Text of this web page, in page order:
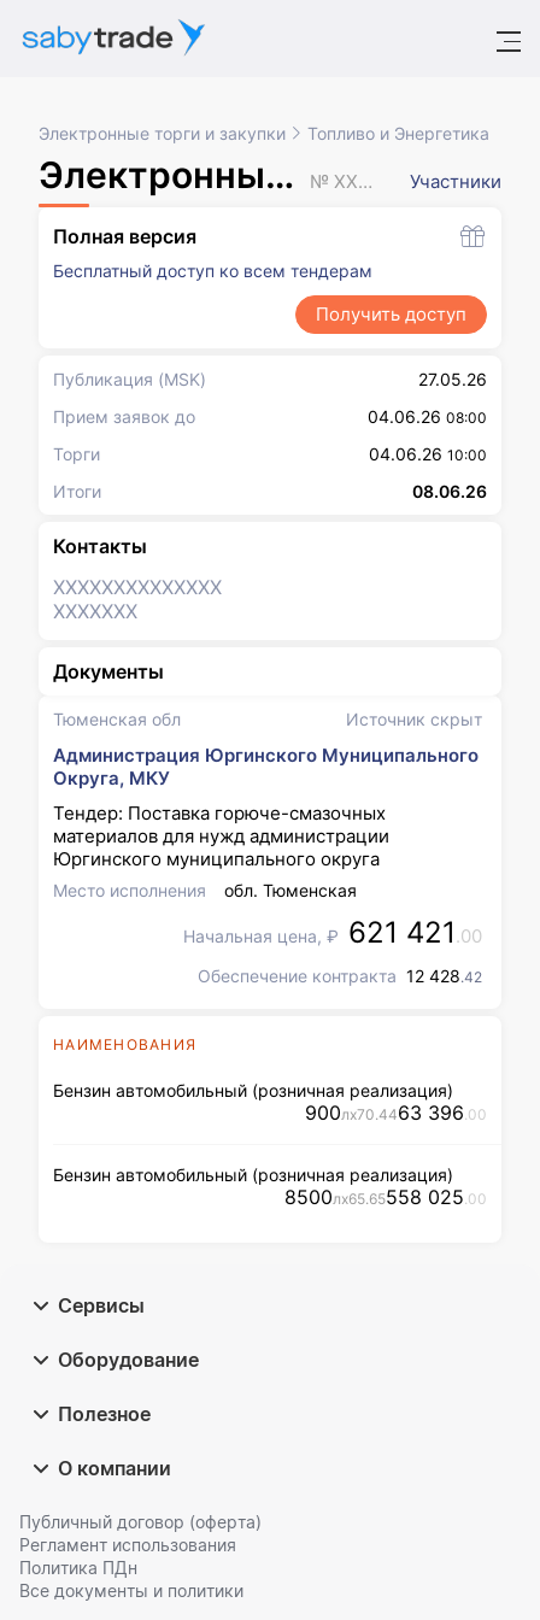
Электронные торги и закупки Топливо и Энергетика
Электронный аукцион № XXXXXXX Участники
Тюменская обл Источник скрыт
Администрация Юргинского Муниципального
Округа, МКУ
Тендер: Поставка горюче-смазочных
материалов для нужд администрации
Юргинского муниципального округа
Место исполнения обл. Тюменская
Начальная цена, ₽ 621 421 .00
Обеспечение контракта 12 428.42
НАИМЕНОВАНИЯ
Бензин автомобильный (розничная реализация)
900лx70.4463 396.00
Бензин автомобильный (розничная реализация)
8500лx65.65558 025.00
Полная версия
Бесплатный доступ ко всем тендерам
Получить доступ
Публикация (MSK)
27.05.26
Прием заявок до
04.06.26 08:00
Торги 04.06.26 10:00
Итоги 08.06.26
Контакты
XXXXXXXXXXXXXX
XXXXXXX
Документы
Сервисы
Оборудование
Полезное
О компании
Публичный договор (оферта)
Регламент использования
Политика ПДн
Все документы и политики